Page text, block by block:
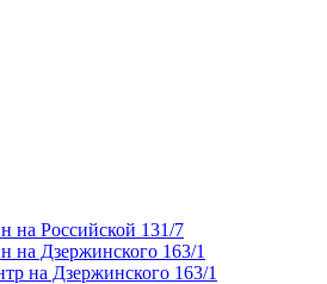
на Российской 131/7
на Дзержинского 163/1
на Дзержинского 163/1